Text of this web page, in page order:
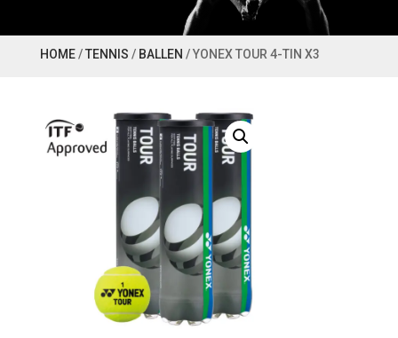
HOME/TENNIS / BALLEN / YONEX TOUR 4-TIN X3